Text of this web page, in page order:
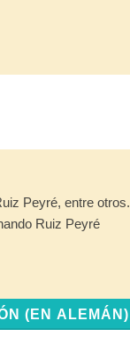
Peyré, entre otros.
Ruiz Peyré
(EN ALEMÁN)